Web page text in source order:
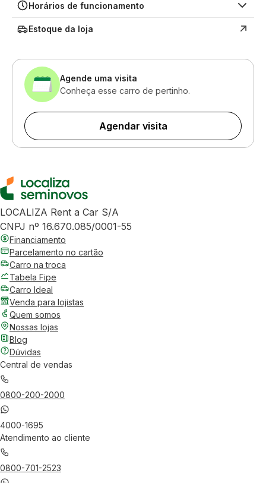
Horários de funcionamento
Estoque da loja
Agende uma visita
Conheça esse carro de pertinho.
Agendar visita
LOCALIZA Rent a Car S/A
CNPJ nº 16.670.085/0001-55
Financiamento
Parcelamento no cartão
Carro na troca
Tabela Fipe
Carro Ideal
Venda para lojistas
Quem somos
Nossas lojas
Blog
Dúvidas
Central de vendas
0800-200-2000
4000-1695
Atendimento ao cliente
0800-701-2523